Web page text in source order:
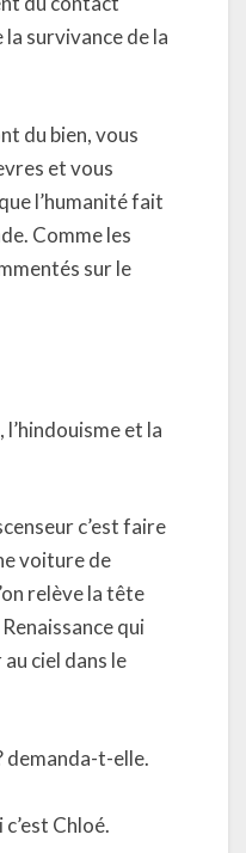
la survivance de la
du bien, vous
et vous
l’humanité fait
Comme les
sur le
et la
c’est faire
voiture de
relève la tête
qui
ciel dans le
demanda-t-elle.
c’est Chloé.